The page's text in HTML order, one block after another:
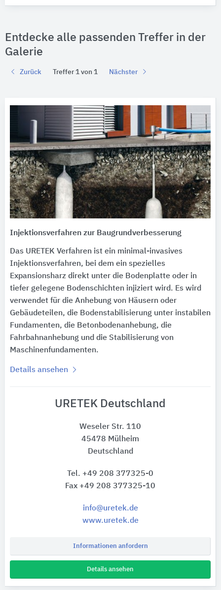
Entdecke alle passenden Treffer in der
Galerie
Zurück Treffer 1 von 1 Nächster
Injektionsverfahren zur Baugrundverbesserung
Das URETEK Verfahren ist ein minimal-invasives
Injektionsverfahren, bei dem ein spezielles
Expansionsharz direkt unter die Bodenplatte oder in
tiefer gelegene Bodenschichten injiziert wird. Es wird
verwendet für die Anhebung von Häusern oder
Gebäudeteilen, die Bodenstabilisierung unter instabilen
Fundamenten, die Betonbodenanhebung, die
Fahrbahnanhebung und die Stabilisierung von
Maschinenfundamenten.
Details ansehen
URETEK Deutschland
Weseler Str. 110
45478 Mülheim
Deutschland
Tel. +49 208 377325-0
Fax +49 208 377325-10
info@uretek.de
www.uretek.de
Informationen anfordern
Details ansehen